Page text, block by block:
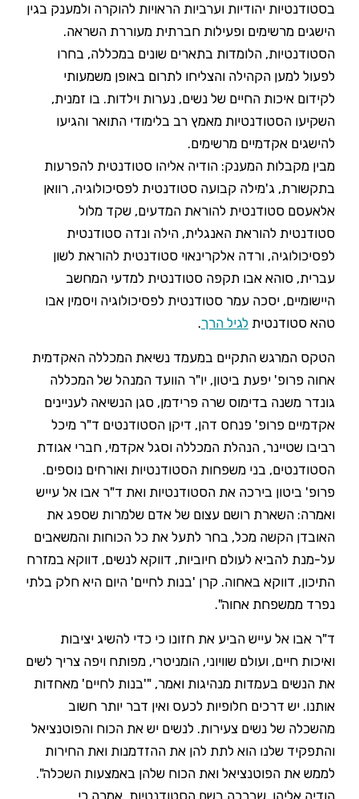
בסטודנטיות יהודיות וערביות הראויות להוקרה ולמענק בגין
הישגים מרשימים ופעילות חברתית מעוררת השראה.
הסטודנטיות, הלומדות בתארים שונים במכללה, בחרו
לפעול למען הקהילה והצליחו לתרום באופן משמעותי
לקידום איכות החיים של נשים, נערות וילדות. בו זמנית,
השקיעו הסטודנטיות מאמץ רב בלימודי התואר והגיעו
להישגים אקדמיים מרשימים.
מבין מקבלות המענק: הודיה אליהו סטודנטית להפרעות
בתקשורת, ג'מילה קבועה סטודנטית לפסיכולוגיה, רוואן
אלאעסם סטודנטית להוראת המדעים, שקד מלול
סטודנטית להוראת האנגלית, הילה ונדה סטודנטית
לפסיכולוגיה, ורדה אלקרינאוי סטודנטית להוראת לשון
עברית, סוהא אבו תקפה סטודנטית למדעי המחשב
היישומיים, יסכה עמר סטודנטית לפסיכולוגיה ויסמין אבו
טהא סטודנטית לגיל הרך.
הטקס המרגש התקיים במעמד נשיאת המכללה האקדמית
אחוה פרופ' יפעת ביטון, יו"ר הוועד המנהל של המכללה
גונדר משנה בדימוס שרה פרידמן, סגן הנשיאה לעניינים
אקדמיים פרופ' פנחס דהן, דיקן הסטודנטים ד"ר מיכל
רביבו שטיינר, הנהלת המכללה וסגל אקדמי, חברי אגודת
הסטודנטים, בני משפחות הסטודנטיות ואורחים נוספים.
פרופ' ביטון בירכה את הסטודנטיות ואת ד"ר אבו אל עייש
ואמרה: השארת רושם עצום של אדם שלמרות שספג את
האובדן הקשה מכל, בחר לתעל את כל הכוחות והמשאבים
על-מנת להביא לעולם חיוביות, דווקא לנשים, דווקא במזרח
התיכון, דווקא באחוה. קרן 'בנות לחיים' היום היא חלק בלתי
נפרד ממשפחת אחוה".
ד"ר אבו אל עייש הביע את חזונו כי כדי להשיג יציבות
ואיכות חיים, ועולם שוויוני, הומניטרי, מפותח ויפה צריך לשים
את הנשים בעמדות מנהיגות ואמר, "'בנות לחיים' מאחדות
אותנו. יש דרכים חלופיות לכעס ואין דבר יותר חשוב
מהשכלה של נשים צעירות. לנשים יש את הכוח והפוטנציאל
והתפקיד שלנו הוא לתת להן את ההזדמנות ואת החירות
לממש את הפוטנציאל ואת הכוח שלהן באמצעות השכלה".
הודיה אליהו, שברכה בשם הסטודנטיות, אמרה כי,